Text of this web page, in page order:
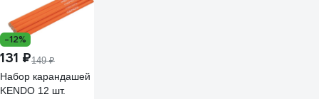
-12%
131 ₽149 ₽
Набор карандашей
KENDO 12 шт.